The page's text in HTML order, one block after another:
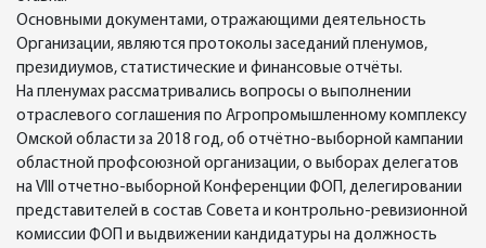
Основными документами, отражающими деятельность
Организации, являются протоколы заседаний пленумов,
президиумов, статистические и финансовые отчёты.
На пленумах рассматривались вопросы о выполнении
отраслевого соглашения по Агропромышленному комплексу
Омской области за 2018 год, об отчётно-выборной кампании
областной профсоюзной организации, о выборах делегатов
на VIII отчетно-выборной Конференции ФОП, делегировании
представителей в состав Совета и контрольно-ревизионной
комиссии ФОП и выдвижении кандидатуры на должность